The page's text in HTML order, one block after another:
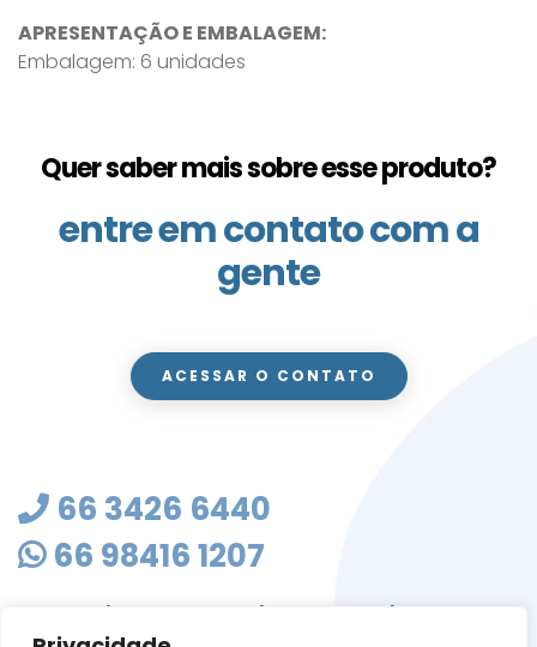
APRESENTAÇÃO E EMBALAGEM:
Embalagem: 6 unidades
Quer saber mais sobre esse produto?
entre em contato com a
gente
ACESSAR O CONTATO
66 3426 6440
66 98416 1207
masterclean@mastercleanmt.com.br